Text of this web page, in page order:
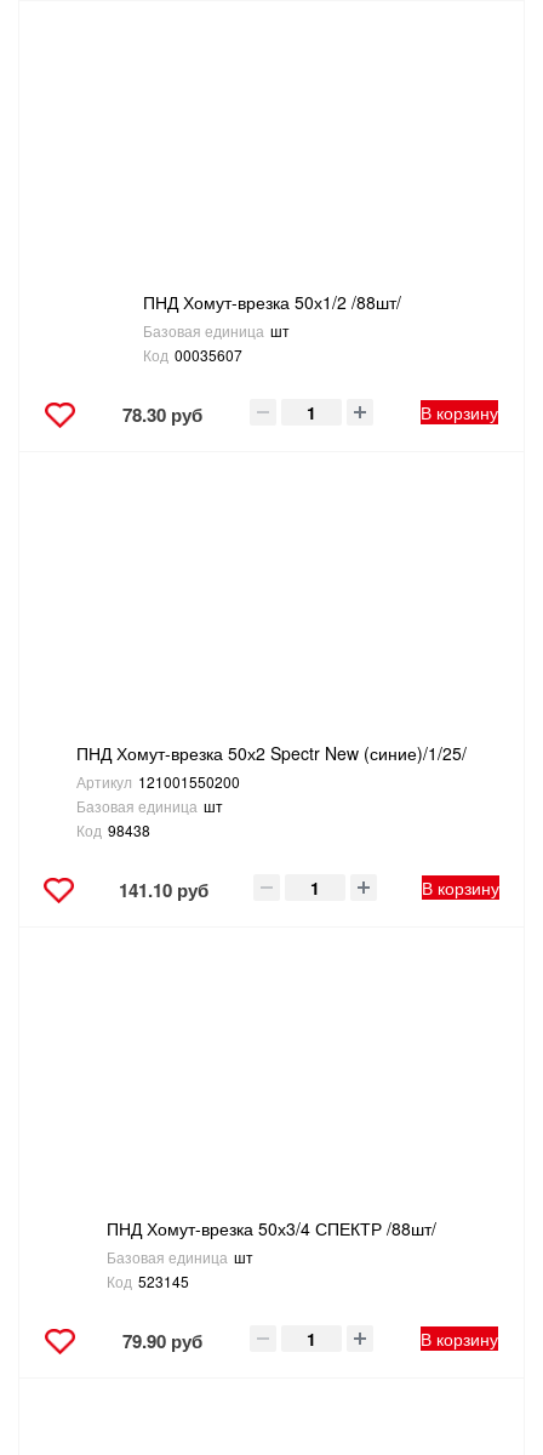
ПНД Хомут-врезка 50х1/2 /88шт/
Базовая единица шт
Код 00035607
78.30 руб В корзину
ПНД Хомут-врезка 50х2 Spectr New (синие)/1/25/
Артикул 121001550200
Базовая единица шт
Код 98438
141.10 руб В корзину
ПНД Хомут-врезка 50х3/4 СПЕКТР /88шт/
Базовая единица шт
Код 523145
79.90 руб В корзину